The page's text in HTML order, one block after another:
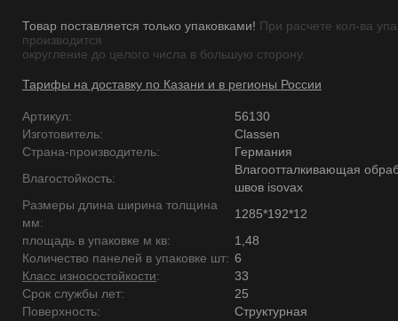
Товар поставляется только упаковками! При расчете кол-ва
производится
округление до целого числа в большую сторону.
Тарифы на доставку по Казани и в регионы России
Артикул:
56130
Изготовитель:
Classen
Страна-производитель:
Германия
Влагостойкость:
Влагоотталкивающая
швов isovax
Размеры длина ширина толщина
мм:
1285*192*12
площадь в упаковке м кв:
1,48
Количество панелей в упаковке шт: 6
Класс износостойкости:
33
Срок службы лет:
25
Поверхность:
Структурная